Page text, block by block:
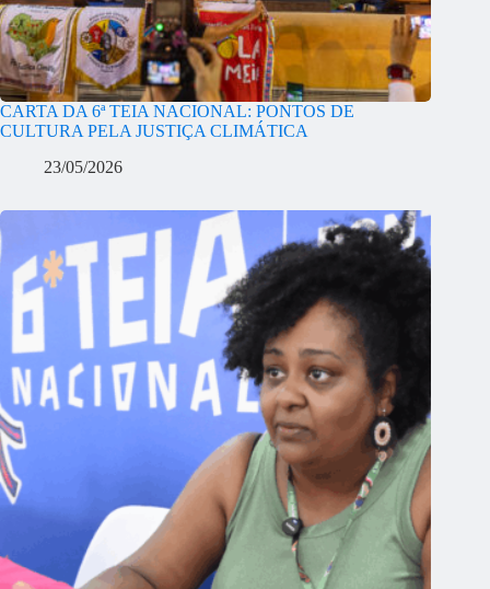
CARTA DA 6ª TEIA NACIONAL: PONTOS DE
CULTURA PELA JUSTIÇA CLIMÁTICA
23/05/2026